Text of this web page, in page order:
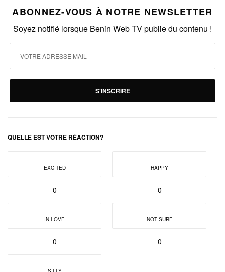
ABONNEZ-VOUS À NOTRE NEWSLETTER
Soyez notifié lorsque Benin Web TV publie du contenu !
S'INSCRIRE
QUELLE EST VOTRE RÉACTION?
EXCITED
0
HAPPY
0
IN LOVE
0
NOT SURE
0